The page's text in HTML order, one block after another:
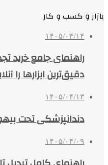
بازار و کسب و کار
۱۴۰۵/۰۴/۱۴
راهنمای جامع خرید
دقیق‌ترین ابزارها را
۱۴۰۵/۰۴/۱۳
دندانپزشکی تحت
۱۴۰۵/۰۴/۰۹